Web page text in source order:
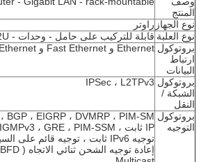
المنتج
نوع الجهاز راوتر
نوع العلبة قابلة للتركيب على حامل - وحدات - 2U
بروتوكول
ارتباط
البيانات
Ethernet و Fast Ethernet و Gigabit Ethernet
بروتوكول
الشبكة /
النقل
IPSec ، L2TPv3
بروتوكول
التوجيه